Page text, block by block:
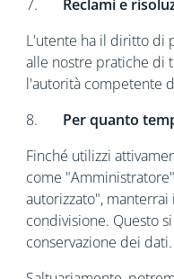
7.
Reclami e
L'utente ha il diritto di
alle nostre pratiche di
l'autorità competente
8. Per quanto
Finché utilizzi
come
autorizzato",
condivisione. Questo
conservazione dei dati.